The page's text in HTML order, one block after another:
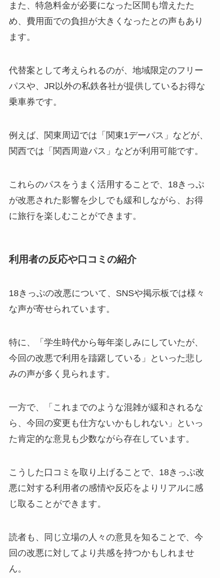
また、特急料金が必要になった区間も増えたた
め、費用面での負担が大きくなったとの声もあり
ます。
代替案として考えられるのが、地域限定のフリー
パスや、JR以外の私鉄各社が提供しているお得な
乗車券です。
例えば、関東周辺では「関東1デーパス」などが、
関西では「関西周遊パス」などが利用可能です。
これらのパスをうまく活用することで、18きっぷ
が改悪された影響を少しでも緩和しながら、お得
に旅行を楽しむことができます。
利用者の反応や口コミの紹介
18きっぷの改悪について、SNSや掲示板では様々
な声が寄せられています。
特に、「学生時代から毎年楽しみにしていたが、
今回の改悪で利用を躊躇している」といった悲し
みの声が多く見られます。
一方で、「これまでのような混雑が緩和されるな
ら、今回の変更も仕方ないかもしれない」といっ
た肯定的な意見も少数ながら存在しています。
こうした口コミを取り上げることで、18きっぷ改
悪に対する利用者の感情や反応をよりリアルに感
じ取ることができます。
読者も、同じ立場の人々の意見を知ることで、今
回の改悪に対してより共感を持つかもしれませ
ん。